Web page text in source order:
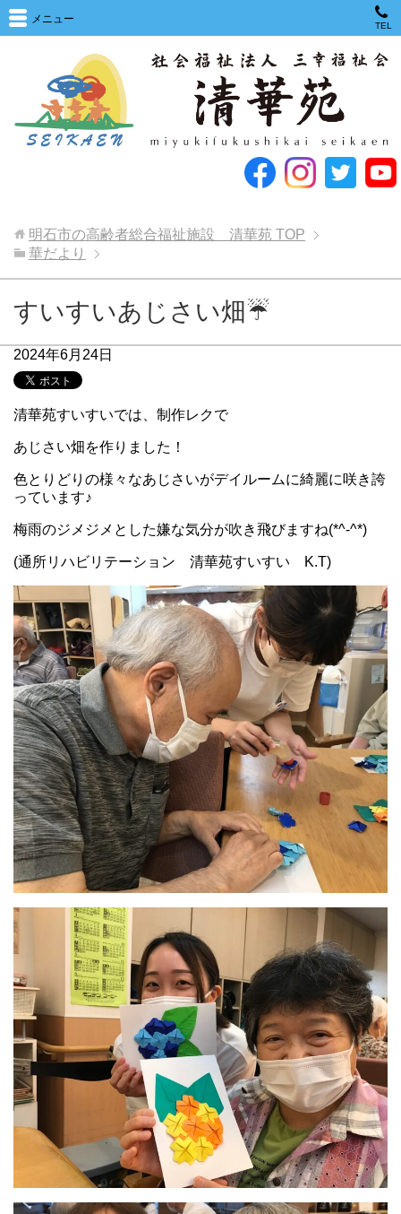
メニュー
TEL
明石市の高齢者総合福祉施設 清華苑 TOP
華だより
すいすいあじさい畑☔
2024年6月24日
清華苑すいすいでは、制作レクで
あじさい畑を作りました！
色とりどりの様々なあじさいがデイルームに綺麗に咲き誇
っています♪
梅雨のジメジメとした嫌な気分が吹き飛びますね(*^-^*)
(通所リハビリテーション 清華苑すいすい K.T)